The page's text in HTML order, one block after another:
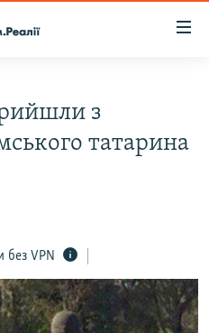
з
татарина
без VPN